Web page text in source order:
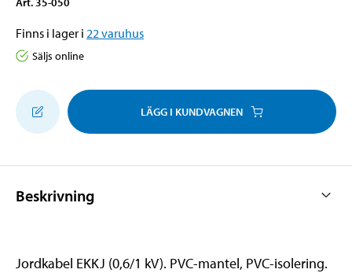
Finns i lager i 22 varuhus
Säljs online
LÄGG I KUNDVAGNEN
Beskrivning
Jordkabel EKKJ (0,6/1 kV). PVC-mantel, PVC-isolering.